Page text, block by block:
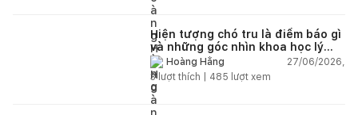
Hiện tượng chó tru là điềm báo gì
và những góc nhìn khoa học lý
giảiHoàng Hằng
27/06/2026,
3lượt thích | 485 lượt xem